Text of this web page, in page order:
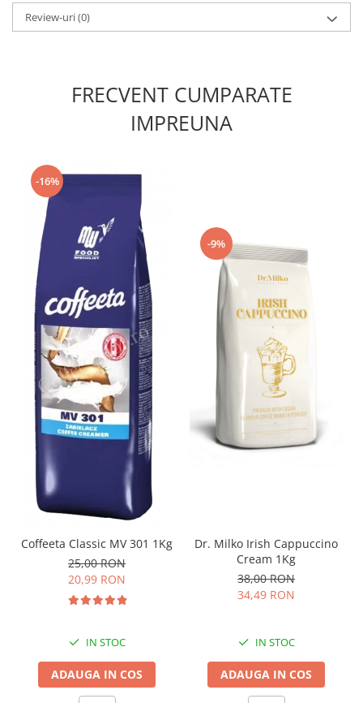
Review-uri(0)
FRECVENT CUMPARATE
IMPREUNA
-16%
Coffeeta Classic MV 301 1Kg
25,00 RON
20,99 RON
IN STOC
ADAUGA IN COS
-9%
Dr. Milko Irish Cappuccino
Cream 1Kg
38,00 RON
34,49 RON
IN STOC
ADAUGA IN COS